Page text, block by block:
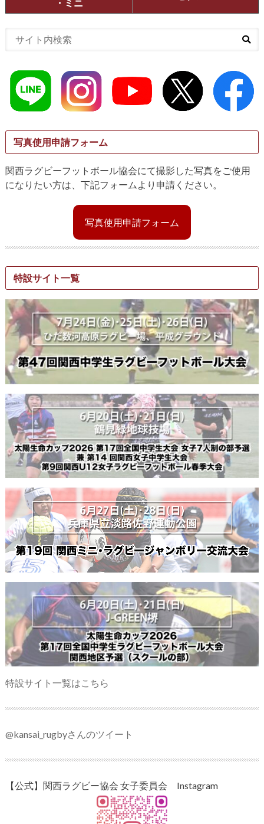
・ミニ
写真使用申請フォーム
関西ラグビーフットボール協会にて撮影した写真をご使用
になりたい方は、下記フォームより申請ください。
写真使用申請フォーム
特設サイト一覧
特設サイト一覧はこちら
@kansai_rugbyさんのツイート
【公式】関西ラグビー協会 女子委員会 Instagram